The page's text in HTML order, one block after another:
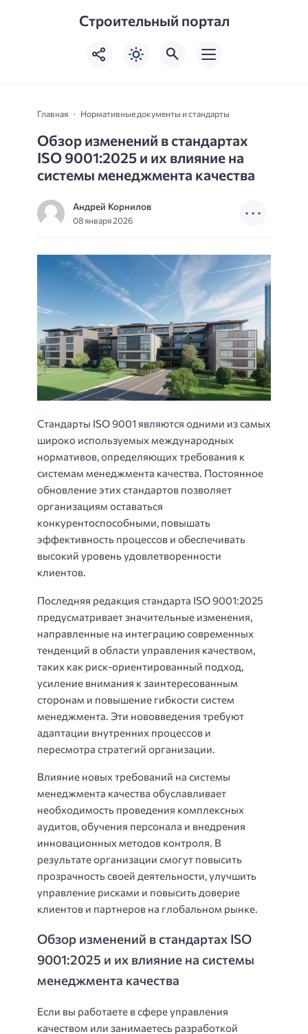
Строительный портал
Главная Нормативные документы и стандарты
Обзор изменений в стандартах
ISO 9001:2025 и их влияние на
системы менеджмента качества
Андрей Корнилов
08 января 2026
Стандарты ISO 9001 являются одними из самых
широко используемых международных
нормативов, определяющих требования к
системам менеджмента качества. Постоянное
обновление этих стандартов позволяет
организациям оставаться
конкурентоспособными, повышать
эффективность процессов и обеспечивать
высокий уровень удовлетворенности
клиентов.
Последняя редакция стандарта ISO 9001:2025
предусматривает значительные изменения,
направленные на интеграцию современных
тенденций в области управления качеством,
таких как риск-ориентированный подход,
усиление внимания к заинтересованным
сторонам и повышение гибкости систем
менеджмента. Эти нововведения требуют
адаптации внутренних процессов и
пересмотра стратегий организации.
Влияние новых требований на системы
менеджмента качества обуславливает
необходимость проведения комплексных
аудитов, обучения персонала и внедрения
инновационных методов контроля. В
результате организации смогут повысить
прозрачность своей деятельности, улучшить
управление рисками и повысить доверие
клиентов и партнеров на глобальном рынке.
Обзор изменений в стандартах ISO
9001:2025 и их влияние на системы
менеджмента качества
Если вы работаете в сфере управления
качеством или занимаетесь разработкой